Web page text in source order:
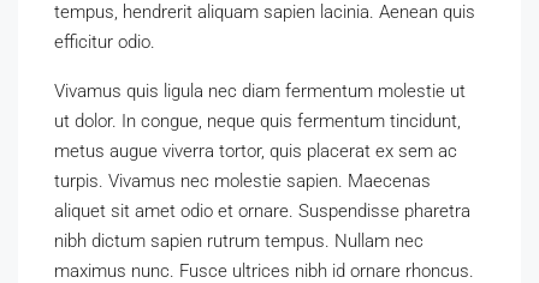
tempus, hendrerit aliquam sapien lacinia. Aenean quis
efficitur odio.
Vivamus quis ligula nec diam fermentum molestie ut
ut dolor. In congue, neque quis fermentum tincidunt,
metus augue viverra tortor, quis placerat ex sem ac
turpis. Vivamus nec molestie sapien. Maecenas
aliquet sit amet odio et ornare. Suspendisse pharetra
nibh dictum sapien rutrum tempus. Nullam nec
maximus nunc. Fusce ultrices nibh id ornare rhoncus.